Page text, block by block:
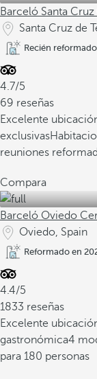
Barceló Santa
Santa Cruz de
Recién reformado
4.7/5
69 reseñas
Excelente
exclusivas
reuniones
Compara
Barceló Oviedo
Oviedo, Spain
Reformado en
4.4/5
1833 reseñas
Excelente
gastronómica4
para 180 personas